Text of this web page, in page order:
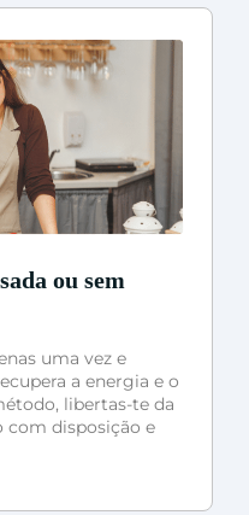
ou sem
uma vez e
a energia e o
libertas-te da
com disposição e